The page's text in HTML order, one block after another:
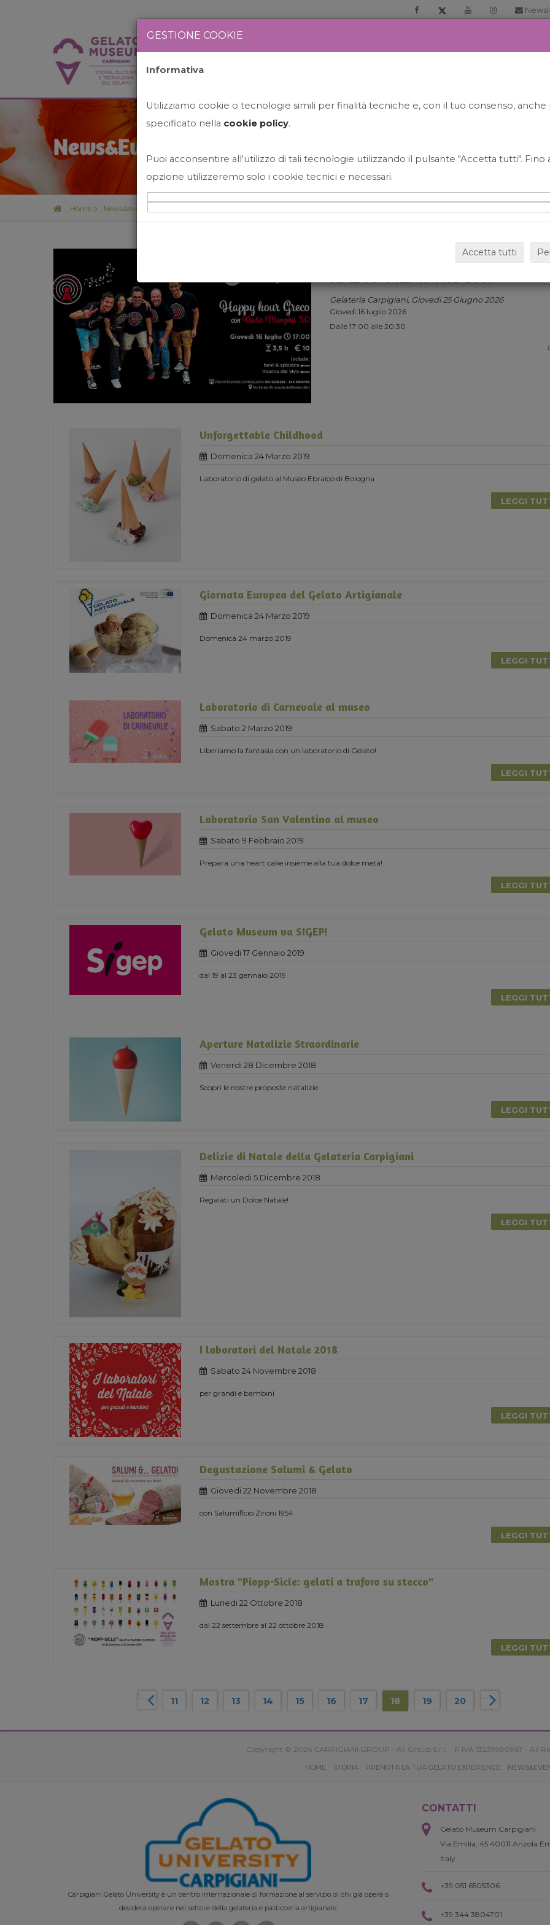
News&Events
Home News&events
HAPPY HOUR GRECO CON
RADIO MEMPHIS 3.0.
Gelateria Carpigiani, Giovedi 25 Giugno 2026
Giovedì 16 luglio 2026
Dalle 17:00 alle 20:30
Unforgettable Childhood
Domenica 24 Marzo 2019
Laboratorio di gelato al Museo Ebraico di Bologna
LEGGI
Giornata Europea del Gelato Artigianale
Domenica 24 Marzo 2019
Domenica 24 marzo 2019
LEGGI
Laboratorio di Carnevale al museo
Sabato 2 Marzo 2019
Liberiamo la fantasia con un laboratorio di Gelato!
LEGGI
Laboratorio San Valentino al museo
Sabato 9 Febbraio 2019
Prepara una heart cake insieme alla tua dolce metà!
LEGGI
Gelato Museum va SIGEP!
Giovedi 17 Gennaio 2019
dal 19 al 23 gennaio 2019
LEGGI
Aperture Natalizie Straordinarie
Venerdi 28 Dicembre 2018
Scopri le nostre proposte natalizie
LEGGI
Delizie di Natale della Gelateria Carpigiani
Mercoledi 5 Dicembre 2018
Regalati un Dolce Natale!
LEGGI
I laboratori del Natale 2018
Sabato 24 Novembre 2018
per grandi e bambini
LEGGI
Degustazione Salumi & Gelato
Giovedi 22 Novembre 2018
con Salumificio Zironi 1954
LEGGI
Mostra "Piopp-Sicle: gelati a traforo su stecco"
Lunedi 22 Ottobre 2018
dal 22 settembre al 22 ottobre 2018
LEGGI
11 12 13 14 15 16 17 18 19 20
Copyright © 2026 CARPIGIANI GROUP - Ali Group S.r.l. - P.IVA 13239980967 - All
HOME STORIA PRENOTA LA TUA GELATO EXPERIENCE
Carpigiani Gelato University è un centro internazionale di formazione al servizio di chi già opera o
desidera operare nel settore della gelateria e pasticceria artigianale.
CONTATTI
Gelato Museum Carpigiani
Via Emilia, 45 40011 Anzola
Italy
+39 051 6505306
+39 344 3804701
GESTIONE COOKIE
Informativa
Utilizziamo cookie o tecnologie simili per finalità tecniche e, con il tuo consenso,
specificato nella cookie policy.
Puoi acconsentire all'utilizzo di tali tecnologie utilizzando il pulsante "Accetta tutti". Fino
opzione utilizzeremo solo i cookie tecnici e necessari.
Accetta tutti